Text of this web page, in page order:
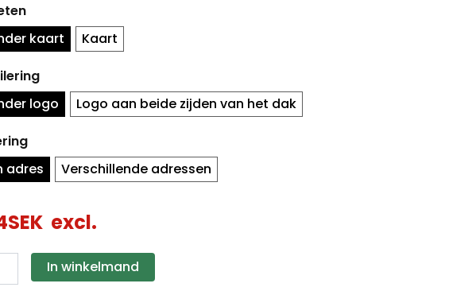
kaart
Kaart
logo
Logo aan beide zijden van het dak
adres
Verschillende adressen
SEK excl.
In winkelmand